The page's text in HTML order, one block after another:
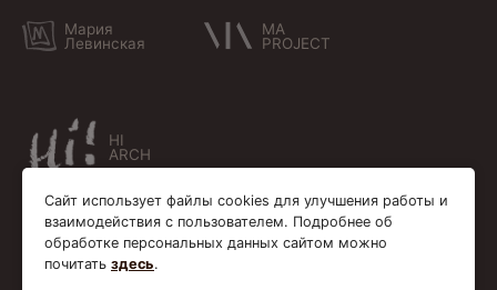
Мария
Левинская
MA
PROJECT
HI
ARCH
Сайт использует файлы cookies для улучшения работы и
взаимодействия с пользователем. Подробнее об
обработке персональных данных сайтом можно
почитать здесь.